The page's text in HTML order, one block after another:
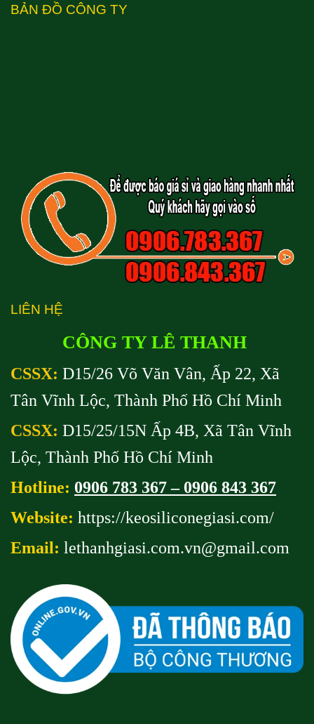
BẢN ĐỒ CÔNG TY
LIÊN HỆ
CÔNG TY LÊ THANH
CSSX: D15/26 Võ Văn Vân, Ấp 22, Xã
Tân Vĩnh Lộc, Thành Phố Hồ Chí Minh
CSSX: D15/25/15N Ấp 4B, Xã Tân Vĩnh
Lộc, Thành Phố Hồ Chí Minh
Hotline: 0906 783 367 – 0906 843 367
Website: https://keosiliconegiasi.com/
Email: lethanhgiasi.com.vn@gmail.com